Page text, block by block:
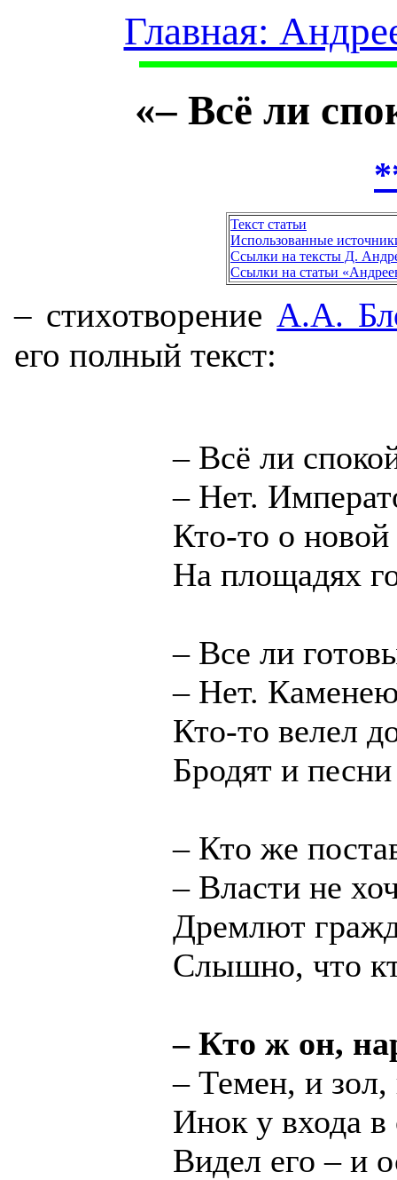
Главная:
«– Всё ли
Текст статьи
Использованные
Ссылки на тексты Д.
Ссылки на статьи
– стихотворение А.А.
его полный текст:
– Всё ли
– Нет.
Кто-то о новой
На площадях
– Все ли
– Нет.
Кто-то велел
Бродят и
– Кто же
– Власти не
Дремлют
Слышно, что
– Кто ж он,
– Темен, и зол,
Инок у входа в
Видел его – и